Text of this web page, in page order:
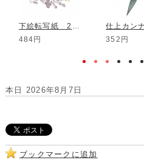
下絵転写紙 2色菊 イエロー
484円
352円
本日 2026年8月7日
ブックマークに追加